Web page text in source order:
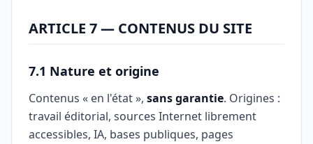
ARTICLE 7 — CONTENUS DU SITE
7.1 Nature et origine
Contenus « en l'état », sans garantie. Origines :
travail éditorial, sources Internet librement
accessibles, IA, bases publiques, pages